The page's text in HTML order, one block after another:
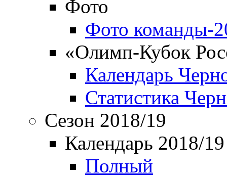
Фото
Фото команды-
«Олимп-Кубок
Календарь
Статистика
Сезон 2018/19
Календарь 2018/19
Полный